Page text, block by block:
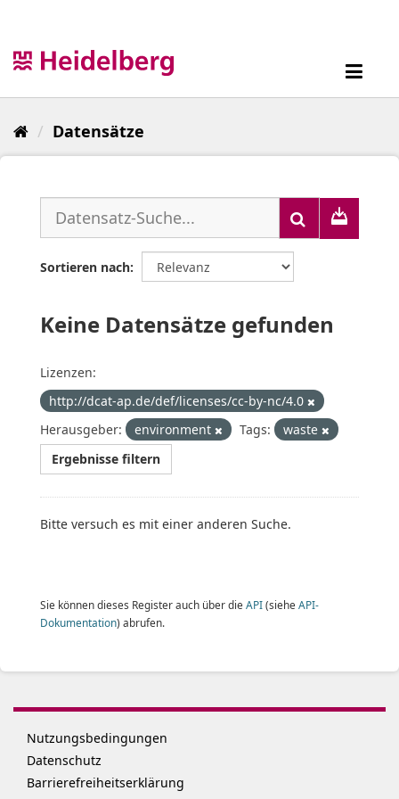
Datensätze
Sortieren nach
Keine Datensätze gefunden
Lizenzen:
http://dcat-ap.de/def/licenses/cc-by-nc/4.0
Herausgeber:
environment Tags:
waste
Ergebnisse filtern
Bitte versuch es mit einer anderen Suche.
Sie können dieses Register auch über die API(siehe API-
Dokumentation) abrufen.
Nutzungsbedingungen
Datenschutz
Barrierefreiheitserklärung